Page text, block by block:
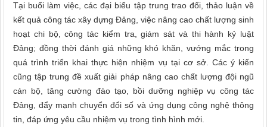
Tại buổi làm việc, các đại biểu tập trung trao đổi, thảo luận về
kết quả công tác xây dựng Đảng, việc nâng cao chất lượng sinh
hoạt chi bộ, công tác kiểm tra, giám sát và thi hành kỷ luật
Đảng; đồng thời đánh giá những khó khăn, vướng mắc trong
quá trình triển khai thực hiện nhiệm vụ tại cơ sở. Các ý kiến
cũng tập trung đề xuất giải pháp nâng cao chất lượng đội ngũ
cán bộ, tăng cường đào tạo, bồi dưỡng nghiệp vụ công tác
Đảng, đẩy mạnh chuyển đổi số và ứng dụng công nghệ thông
tin, đáp ứng yêu cầu nhiệm vụ trong tình hình mới.